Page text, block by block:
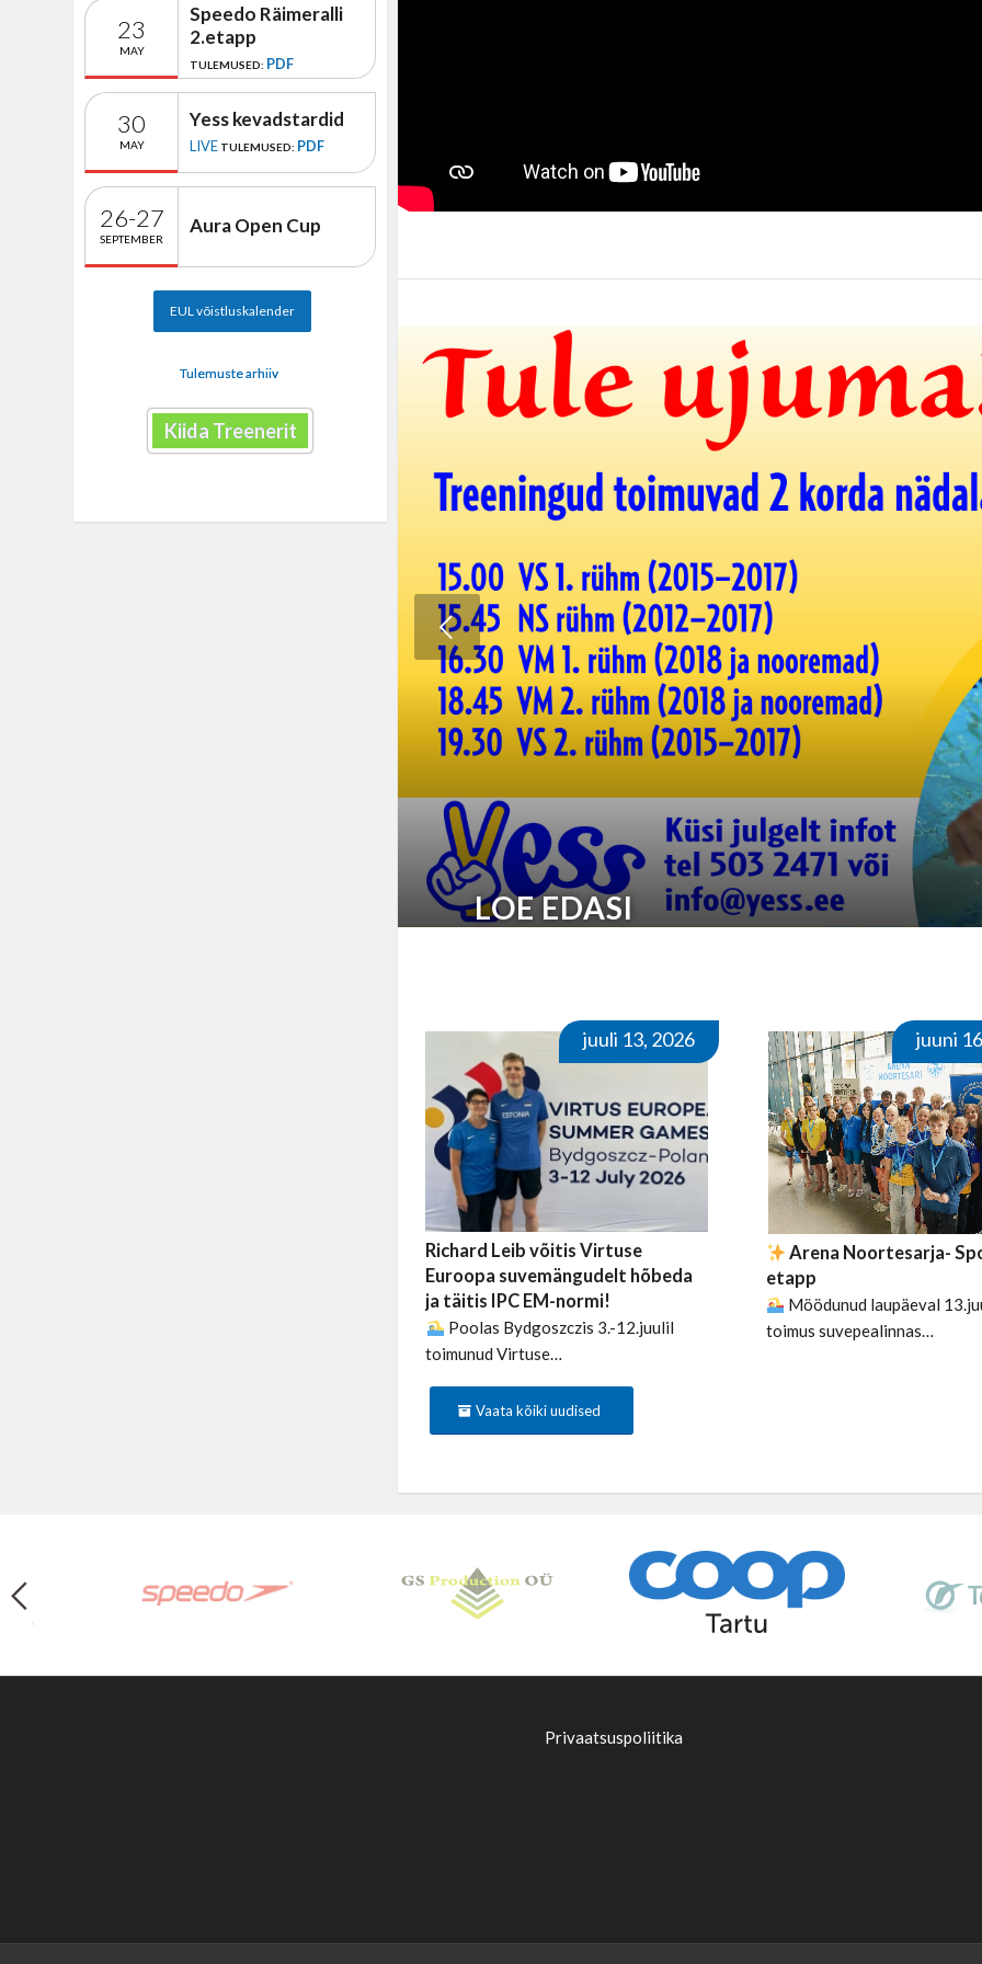
LOE EDASI
Richard Leib võitis Virtuse
Euroopa suvemängudelt hõbeda
ja täitis IPC EM-normi!
juuli 13, 2026
Poolas Bydgoszczis 3.-12.juulil
toimunud Virtuse…
Arena Noortesarja-
etapp
juuni
Möödunud laupäeval
toimus suvepealinnas…
Vaata kõiki uudised
23
MAY
Speedo Räimeralli
2.etapp
TULEMUSED: PDF
30
MAY
Yess kevadstardid
LIVE TULEMUSED: PDF
26-27
SEPTEMBER
Aura Open Cup
EUL võistluskalender
Tulemuste arhiiv
Kiida Treenerit
Privaatsuspoliitika